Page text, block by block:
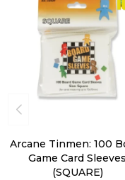
Arcane Tinmen: 100
Game Card Sleeves
(SQUARE)